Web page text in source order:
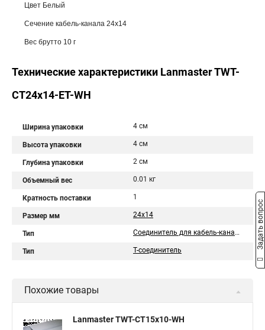
Цвет Белый
Сечение кабель-канала 24х14
Вес брутто 10 г
Технические характеристики Lanmaster TWT-
CT24x14-ET-WH
Ширина упаковки 4 см
Высота упаковки 4 см
Глубина упаковки 2 см
Объемный вес 0.01 кг
Кратность поставки 1
Размер мм 24х14
Тип Соединитель для кабель-каналов
Тип Т-соединитель
Похожие товары
Lanmaster TWT-CT15x10-WH
Задать вопрос